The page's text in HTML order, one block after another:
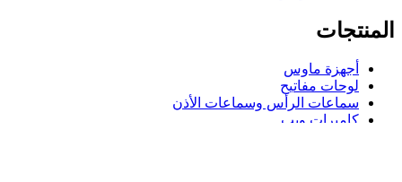
المنتجات
أجهزة ماوس
لوحات مفاتيح
سماعات الرأس وسماعات الأذن
كاميرات ويب